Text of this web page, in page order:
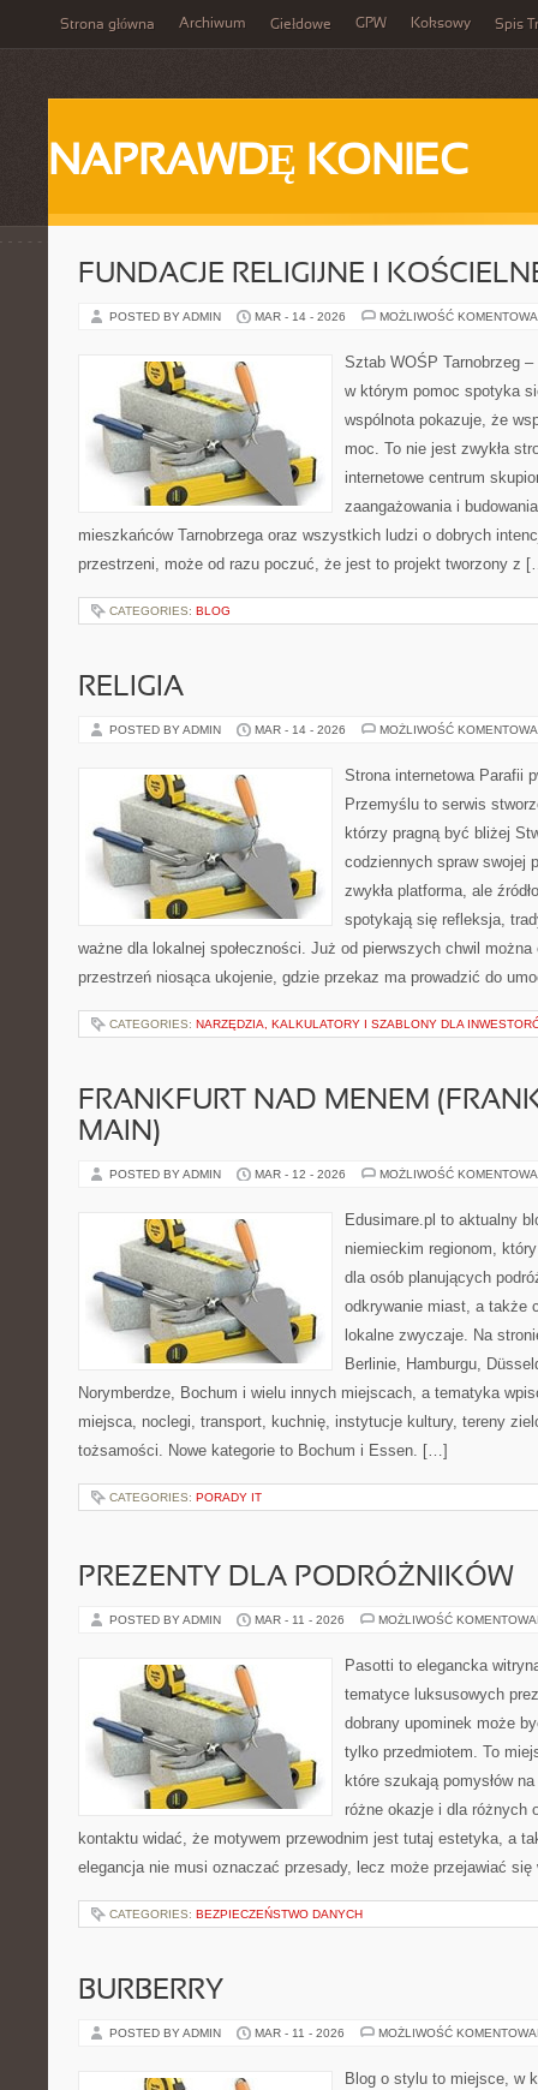
Strona główna Archiwum Giełdowe GPW Koksowy Spis
NAPRAWDĘ KONIEC
FUNDACJE RELIGIJNE I
POSTED BY ADMIN MAR - 14 - 2026 MOŻLIWOŚĆ
Sztab WOŚP Tarnobrzeg
w którym pomoc spotyka
wspólnota pokazuje, że
moc. To nie jest zwykła
internetowe centrum
zaangażowania i
mieszkańców Tarnobrzega oraz wszystkich ludzi o dobrych
przestrzeni, może od razu poczuć, że jest to projekt tworzony z
CATEGORIES: BLOG
RELIGIA
POSTED BY ADMIN MAR - 14 - 2026 MOŻLIWOŚĆ
Strona internetowa Parafii
Przemyślu to serwis
którzy pragną być bliżej
codziennych spraw swojej
zwykła platforma, ale
spotykają się refleksja,
ważne dla lokalnej społeczności. Już od pierwszych chwil
przestrzeń niosąca ukojenie, gdzie przekaz ma prowadzić do
CATEGORIES: NARZĘDZIA, KALKULATORY I SZABLONY DLA
FRANKFURT NAD MENEM
MAIN)
POSTED BY ADMIN MAR - 12 - 2026 MOŻLIWOŚĆ
Edusimare.pl to aktualny
niemieckim regionom,
dla osób planujących
odkrywanie miast, a także
lokalne zwyczaje. Na
Berlinie, Hamburgu,
Norymberdze, Bochum i wielu innych miejscach, a tematyka
miejsca, noclegi, transport, kuchnię, instytucje kultury, tereny
tożsamości. Nowe kategorie to Bochum i Essen. […]
CATEGORIES: PORADY IT
PREZENTY DLA PODRÓŻNIKÓW
POSTED BY ADMIN MAR - 11 - 2026 MOŻLIWOŚĆ
Pasotti to elegancka
tematyce luksusowych
dobrany upominek może
tylko przedmiotem. To
które szukają pomysłów
różne okazje i dla różnych
kontaktu widać, że motywem przewodnim jest tutaj estetyka, a
elegancja nie musi oznaczać przesady, lecz może przejawiać
CATEGORIES: BEZPIECZEŃSTWO DANYCH
BURBERRY
POSTED BY ADMIN MAR - 11 - 2026 MOŻLIWOŚĆ
Blog o stylu to miejsce, w